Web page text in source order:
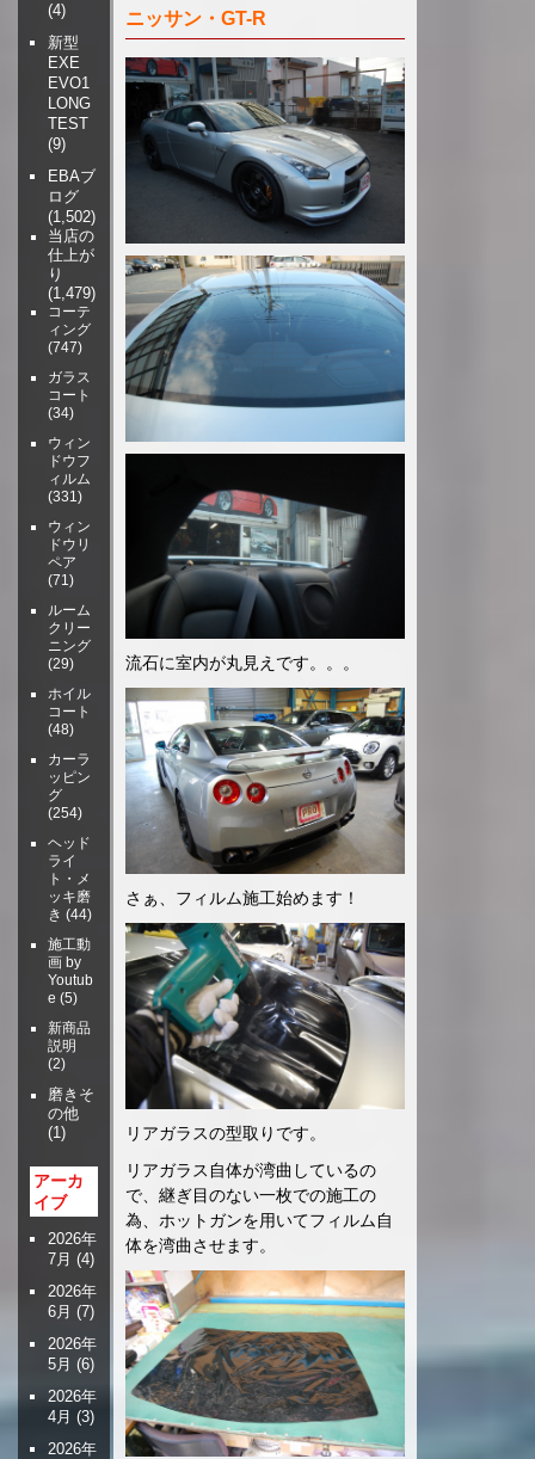
ニッサン・GT-R
流石に室内が丸見えです。。。
さぁ、フィルム施工始めます！
リアガラスの型取りです。
リアガラス自体が湾曲しているの
で、継ぎ目のない一枚での施工の
為、ホットガンを用いてフィルム自
体を湾曲させます。
(4)
新型
EXE
EVO1
LONG
TEST
(9)
EBAブ
ログ
(1,502)
当店の
仕上が
り
(1,479)
コーテ
ィング
(747)
ガラス
コート
(34)
ウィン
ドウフ
ィルム
(331)
ウィン
ドウリ
ペア
(71)
ルーム
クリー
ニング
(29)
ホイル
コート
(48)
カーラ
ッピン
グ
(254)
ヘッド
ライ
ト・メ
ッキ磨
き (44)
施工動
画 by
Youtub
e (5)
新商品
説明
(2)
磨きそ
の他
(1)
アーカ
イブ
2026年
7月 (4)
2026年
6月 (7)
2026年
5月 (6)
2026年
4月 (3)
2026年